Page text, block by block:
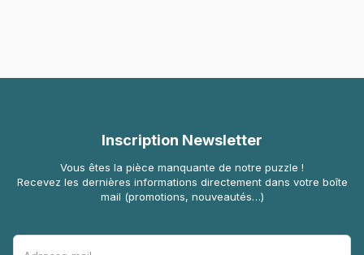
Inscription Newsletter
Vous êtes la pièce manquante de notre puzzle !
Recevez les dernières informations directement dans votre boîte
mail (promotions, nouveautés…)